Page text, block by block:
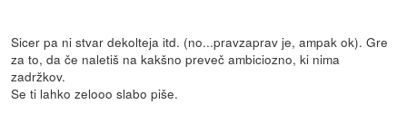
Sicer pa ni stvar dekolteja itd. (no...pravzaprav je, ampak ok). Gre
za to, da če naletiš na kakšno preveč ambiciozno, ki nima
zadržkov.
Se ti lahko zelooo slabo piše.